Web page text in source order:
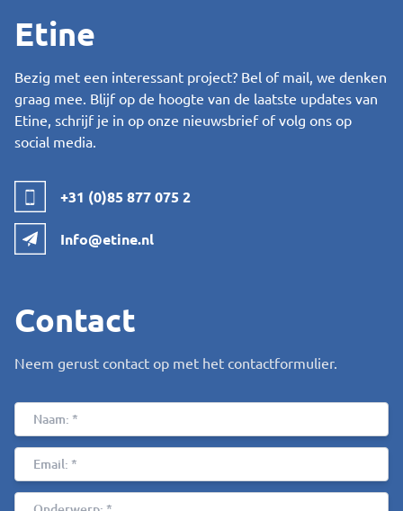
Etine
Bezig met een interessant project? Bel of mail, we denken
graag mee. Blijf op de hoogte van de laatste updates van
Etine, schrijf je in op onze nieuwsbrief of volg ons op
social media.
+31 (0)85 877 075 2
Info@etine.nl
Contact
Neem gerust contact op met het contactformulier.